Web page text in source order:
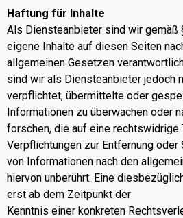
Haftung für Inhalte
Als Diensteanbieter sind wir gemäß
eigene Inhalte auf diesen Seiten
allgemeinen Gesetzen
sind wir als Diensteanbieter jedoch
verpflichtet, übermittelte oder
Informationen zu überwachen oder
forschen, die auf eine rechtswidrige
Verpflichtungen zur Entfernung oder
von Informationen nach den
hiervon unberührt. Eine
erst ab dem Zeitpunkt der
Kenntnis einer konkreten